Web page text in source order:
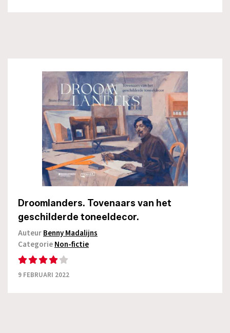
Droomlanders. Tovenaars van het
geschilderde toneeldecor.
AuteurBenny Madalijns
CategorieNon-fictie
9 FEBRUARI 2022